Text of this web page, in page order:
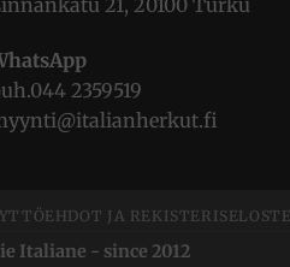
044 2359519
JA
Italiane - since 2012